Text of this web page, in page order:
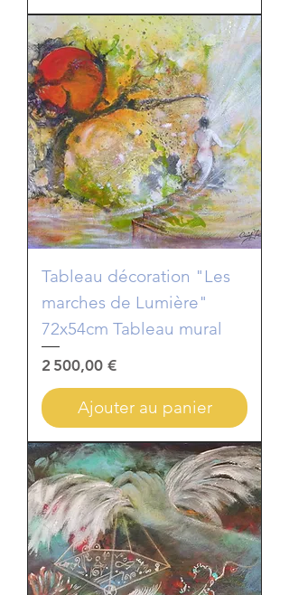
Tableau décoration "Les
marches de Lumière"
72x54cm Tableau mural
Prix
2 500,00 €
Ajouter au panier